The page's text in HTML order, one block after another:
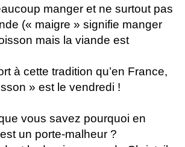
manger et ne surtout pas
(« maigre » signifie manger
mais la viande est
à cette tradition qu’en France,
» est le vendredi !
vous savez pourquoi en
un porte-malheur ?